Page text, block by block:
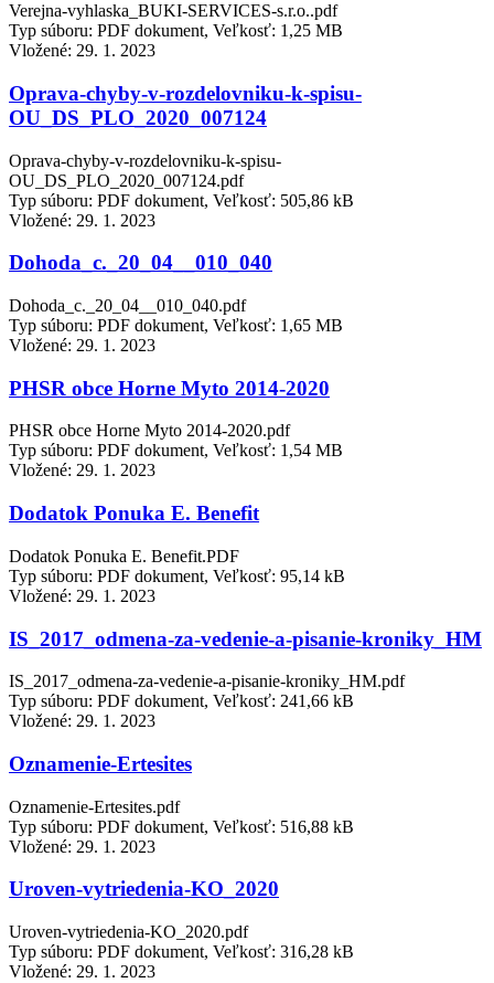
Verejna-vyhlaska_BUKI-SERVICES-s.r.o..pdf
Typ súboru: PDF dokument, Veľkosť: 1,25 MB
Vložené: 29. 1. 2023
Oprava-chyby-v-rozdelovniku-k-spisu-
OU_DS_PLO_2020_007124
Oprava-chyby-v-rozdelovniku-k-spisu-
OU_DS_PLO_2020_007124.pdf
Typ súboru: PDF dokument, Veľkosť: 505,86 kB
Vložené: 29. 1. 2023
Dohoda_c._20_04__010_040
Dohoda_c._20_04__010_040.pdf
Typ súboru: PDF dokument, Veľkosť: 1,65 MB
Vložené: 29. 1. 2023
PHSR obce Horne Myto 2014-2020
PHSR obce Horne Myto 2014-2020.pdf
Typ súboru: PDF dokument, Veľkosť: 1,54 MB
Vložené: 29. 1. 2023
Dodatok Ponuka E. Benefit
Dodatok Ponuka E. Benefit.PDF
Typ súboru: PDF dokument, Veľkosť: 95,14 kB
Vložené: 29. 1. 2023
IS_2017_odmena-za-vedenie-a-pisanie-kroniky_HM
IS_2017_odmena-za-vedenie-a-pisanie-kroniky_HM.pdf
Typ súboru: PDF dokument, Veľkosť: 241,66 kB
Vložené: 29. 1. 2023
Oznamenie-Ertesites
Oznamenie-Ertesites.pdf
Typ súboru: PDF dokument, Veľkosť: 516,88 kB
Vložené: 29. 1. 2023
Uroven-vytriedenia-KO_2020
Uroven-vytriedenia-KO_2020.pdf
Typ súboru: PDF dokument, Veľkosť: 316,28 kB
Vložené: 29. 1. 2023